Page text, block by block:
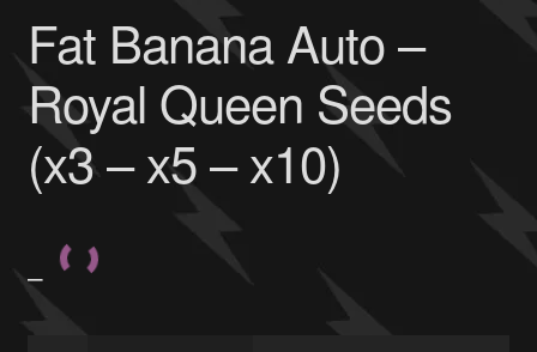
Fat Banana Auto –
Royal Queen Seeds
(x3 – x5 – x10)
–